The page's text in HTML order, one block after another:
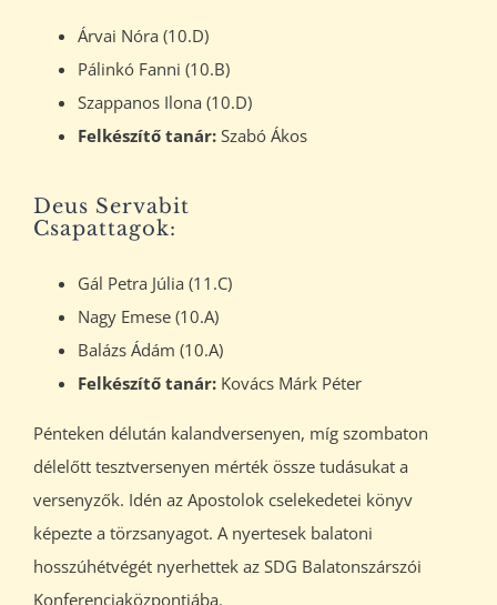
Árvai Nóra (10.D)
Pálinkó Fanni (10.B)
Szappanos Ilona (10.D)
Felkészítő tanár:Szabó Ákos
Deus Servabit
Csapattagok:
Gál Petra Júlia (11.C)
Nagy Emese (10.A)
Balázs Ádám (10.A)
Felkészítő tanár:Kovács Márk Péter
Pénteken délután kalandversenyen, míg szombaton
délelőtt tesztversenyen mérték össze tudásukat a
versenyzők. Idén az Apostolok cselekedetei könyv
képezte a törzsanyagot. A nyertesek balatoni
hosszúhétvégét nyerhettek az SDG Balatonszárszói
Konferenciaközpontjába.